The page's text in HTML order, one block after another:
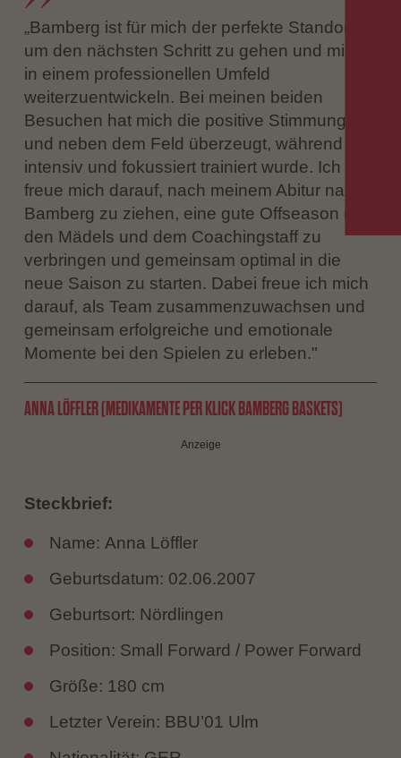
„Bamberg ist für mich der perfekte Standort,
um den nächsten Schritt zu gehen und mich
in einem professionellen Umfeld
weiterzuentwickeln. Bei meinen beiden
Besuchen hat mich die positive Stimmung auf
und neben dem Feld überzeugt, während
intensiv und fokussiert trainiert wurde. Ich
freue mich darauf, nach meinem Abitur nach
Bamberg zu ziehen, eine gute Offseason mit
den Mädels und dem Coachingstaff zu
verbringen und gemeinsam optimal in die
neue Saison zu starten. Dabei freue ich mich
darauf, als Team zusammenzuwachsen und
gemeinsam erfolgreiche und emotionale
Momente bei den Spielen zu erleben."
ANNA LÖFFLER (MEDIKAMENTE PER KLICK BAMBERG BASKETS)
Anzeige
Steckbrief:
Name: Anna Löffler
Geburtsdatum: 02.06.2007
Geburtsort: Nördlingen
Position: Small Forward / Power Forward
Größe: 180 cm
Letzter Verein: BBU’01 Ulm